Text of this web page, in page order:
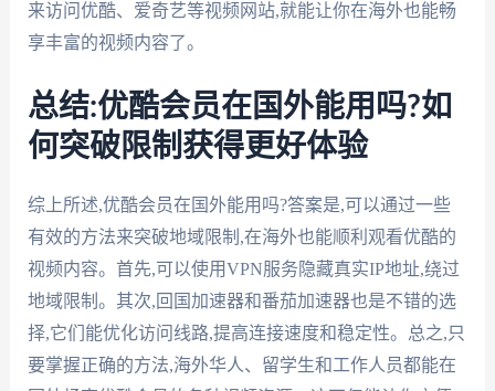
来访问优酷、爱奇艺等视频网站,就能让你在海外也能畅
享丰富的视频内容了。
总结:优酷会员在国外能用吗?如
何突破限制获得更好体验
综上所述,优酷会员在国外能用吗?答案是,可以通过一些
有效的方法来突破地域限制,在海外也能顺利观看优酷的
视频内容。首先,可以使用VPN服务隐藏真实IP地址,绕过
地域限制。其次,回国加速器和番茄加速器也是不错的选
择,它们能优化访问线路,提高连接速度和稳定性。总之,只
要掌握正确的方法,海外华人、留学生和工作人员都能在